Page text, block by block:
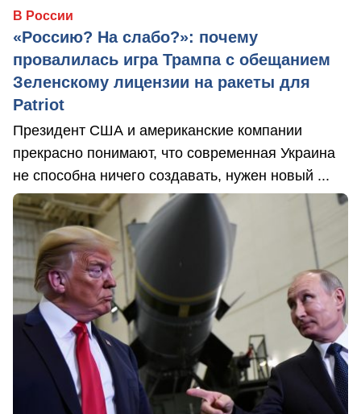
В России
«Россию? На слабо?»: почему
провалилась игра Трампа с обещанием
Зеленскому лицензии на ракеты для
Patriot
Президент США и американские компании
прекрасно понимают, что современная Украина
не способна ничего создавать, нужен новый ...